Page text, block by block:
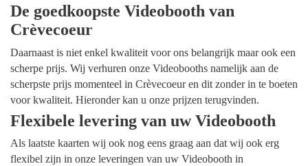
De goedkoopste Videobooth van
Crèvecoeur
Daarnaast is niet enkel kwaliteit voor ons belangrijk maar ook een
scherpe prijs. Wij verhuren onze Videobooths namelijk aan de
scherpste prijs momenteel in Crèvecoeur en dit zonder in te boeten
voor kwaliteit. Hieronder kan u onze prijzen terugvinden.
Flexibele levering van uw Videobooth
Als laatste kaarten wij ook nog eens graag aan dat wij ook erg
flexibel zijn in onze leveringen van uw Videobooth in